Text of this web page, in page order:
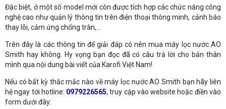
Đặc biệt, ở một số model mới còn được tích hợp các chức năng công
nghệ cao như quản lý thông tin trên điện thoại thông minh, cảnh báo
thay lõi, cảm ứng chống tràn,...
Trên đây là các thông tin để giải đáp có nên mua máy lọc nước AO
Smith hay không. Hy vọng bạn đọc đã có câu trả lời cho bản thân
mình qua nội dung bài viết của Karofi Việt Nam!
Nếu có bất kỳ thắc mắc nào về máy lọc nước AO Smith bạn hãy liên
hệ ngay tới hotline: 0979226565, truy cập vào website hoặc điền vào
form dưới đây: